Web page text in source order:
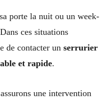
porte la nuit ou un week-
ces situations
de contacter un serrurier
et rapide.
une intervention